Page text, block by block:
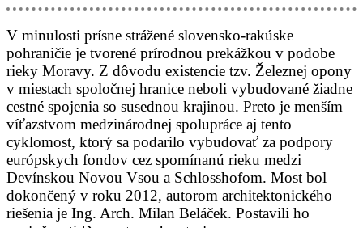
V minulosti prísne strážené slovensko-rakúske
pohraničie je tvorené prírodnou prekážkou v podobe
rieky Moravy. Z dôvodu existencie tzv. Železnej opony
v miestach spoločnej hranice neboli vybudované žiadne
cestné spojenia so susednou krajinou. Preto je menším
víťazstvom medzinárodnej spolupráce aj tento
cyklomost, ktorý sa podarilo vybudovať za podpory
európskych fondov cez spomínanú rieku medzi
Devínskou Novou Vsou a Schlosshofom. Most bol
dokončený v roku 2012, autorom architektonického
riešenia je Ing. Arch. Milan Beláček. Postavili ho